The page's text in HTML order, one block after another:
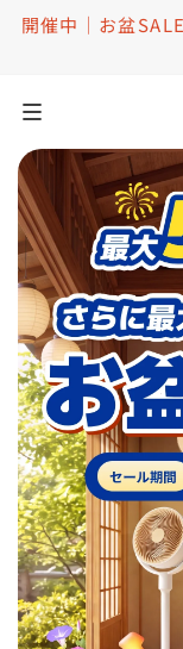
開催中｜お盆
家庭用ロボット
スマートロボット
お得セット
セール情報
ヘルプ＆法人向け